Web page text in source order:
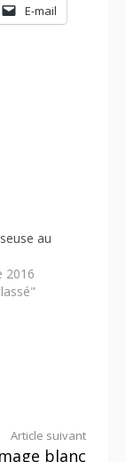
E-mail
au
2016
Article suivant
blanc